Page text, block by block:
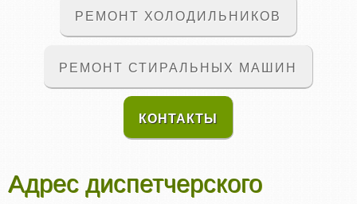
РЕМОНТ ХОЛОДИЛЬНИКОВ
РЕМОНТ СТИРАЛЬНЫХ МАШИН
КОНТАКТЫ
Адрес диспетчерского